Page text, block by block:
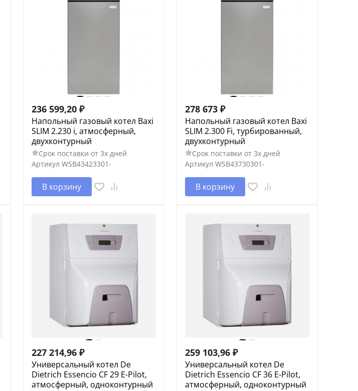
236 599,20 ₽
Напольный газовый котел Baxi
SLIM 2.230 i, атмосферный,
двухконтурный
Срок поставки от 3х дней
Артикул WSB43423301-
В корзину
278 673 ₽
Напольный газовый котел Baxi
SLIM 2.300 Fi, турбированный,
двухконтурный
Срок поставки от 3х дней
Артикул WSB43730301-
В корзину
227 214,96 ₽
Универсальный котел De
Dietrich Essencio CF 29 E-Pilot,
атмосферный, одноконтурный
259 103,96 ₽
Универсальный котел De
Dietrich Essencio CF 36 E-Pilot,
атмосферный, одноконтурный